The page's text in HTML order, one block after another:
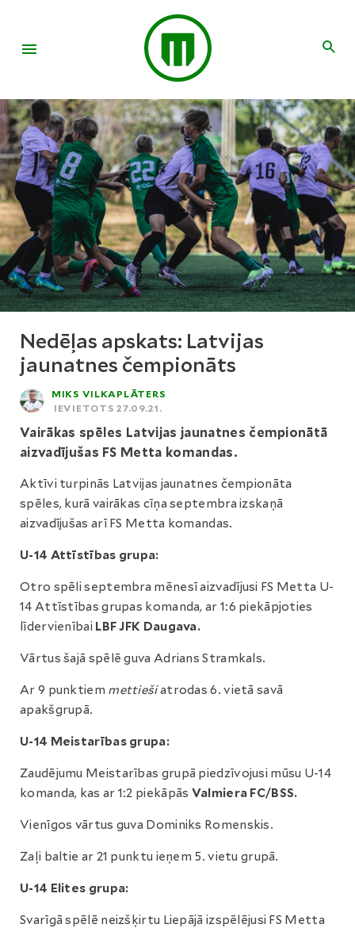
Nedēļas apskats: Latvijas
jaunatnes čempionāts
MIKS VILKAPLĀTERS
IEVIETOTS 27.09.21.
Vairākas spēles Latvijas jaunatnes čempionātā
aizvadījušas FS Metta komandas.
Aktīvi turpinās Latvijas jaunatnes čempionāta
spēles, kurā vairākas cīņa septembra izskaņā
aizvadījušas arī FS Metta komandas.
U-14 Attīstības grupa:
Otro spēli septembra mēnesī aizvadījusi FS Metta U-
14 Attīstības grupas komanda, ar 1:6 piekāpjoties
līdervienībai LBF JFK Daugava.
Vārtus šajā spēlē guva Adrians Stramkals.
Ar 9 punktiem mettiešiatrodas 6. vietā savā
apakšgrupā.
U-14 Meistarības grupa:
Zaudējumu Meistarības grupā piedzīvojusi mūsu U-14
komanda, kas ar 1:2 piekāpās Valmiera FC/BSS.
Vienīgos vārtus guva Dominiks Romenskis.
Zaļi baltie ar 21 punktu ieņem 5. vietu grupā.
U-14 Elites grupa:
Svarīgā spēlē neizšķirtu Liepājā izspēlējusi FS Metta